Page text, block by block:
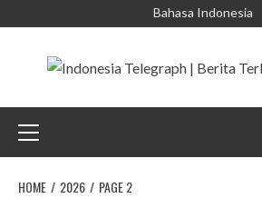
to
Bahasa Indonesia
Menu
HOME 2026 PAGE 2